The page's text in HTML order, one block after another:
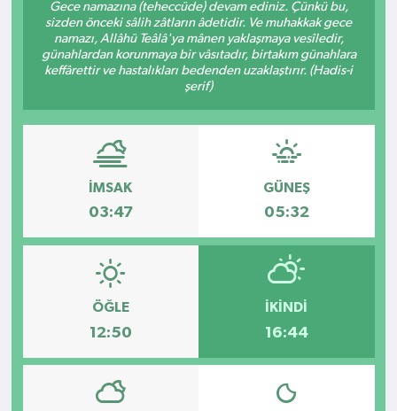
Gece namazına (teheccüde) devam ediniz. Çünkü bu,
sizden önceki sâlih zâtların âdetidir. Ve muhakkak gece
namazı, Allâhü Teâlâ'ya mânen yaklaşmaya vesîledir,
günahlardan korunmaya bir vâsıtadır, birtakım günahlara
keffârettir ve hastalıkları bedenden uzaklaştırır. (Hadis-i
şerif)
İMSAK
03:47
GÜNEŞ
05:32
ÖĞLE
12:50
İKINDI
16:44
Kültür - Sanat
Yaşam